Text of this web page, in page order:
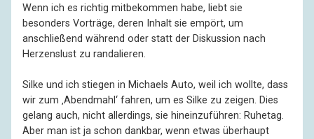
Wenn ich es richtig mitbekommen habe, liebt sie
besonders Vorträge, deren Inhalt sie empört, um
anschließend während oder statt der Diskussion nach
Herzenslust zu randalieren.
Silke und ich stiegen in Michaels Auto, weil ich wollte, dass
wir zum ‚Abendmahl‘ fahren, um es Silke zu zeigen. Dies
gelang auch, nicht allerdings, sie hineinzuführen: Ruhetag.
Aber man ist ja schon dankbar, wenn etwas überhaupt